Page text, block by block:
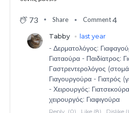
73 Share Comment4